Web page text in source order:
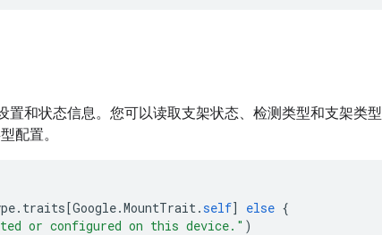
置和状态信息。您可以读取支架状态、检测类型和支架类
配置。
. traits[Google.MountTrait.self] else {
or configured on this device." )